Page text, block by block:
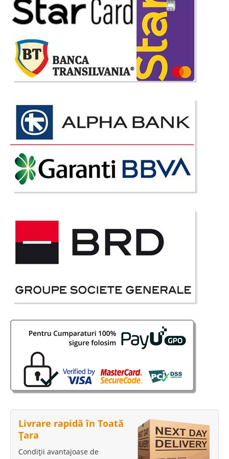
Livrare rapidă în Toată
Țara
Condiții avantajoase de